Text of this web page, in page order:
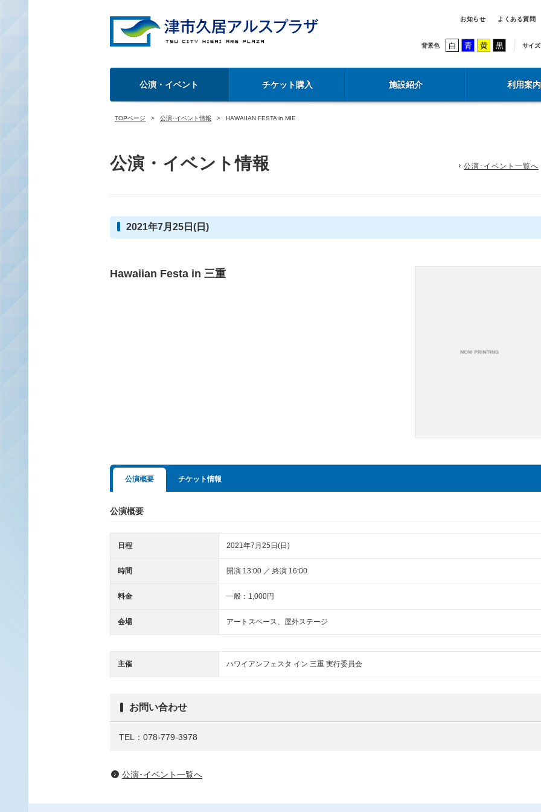
お知らせ よくある質問
背景色 白 青 黄 黒 サイズ
公演・イベント チケット購入 施設紹介 利用案内
TOPページ 公演･イベント情報 HAWAIIAN FESTA in MIE
公演・イベント情報 公演･イベント一覧へ
2021年7月25日(日)
Hawaiian Festa in 三重
公演概要 チケット情報
公演概要
日程 2021年7月25日(日)
時間 開演 13:00 ／ 終演 16:00
料金 一般：1,000円
会場 アートスペース、屋外ステージ
主催 ハワイアンフェスタ イン 三重 実行委員会
お問い合わせ
TEL：078-779-3978
公演･イベント一覧へ